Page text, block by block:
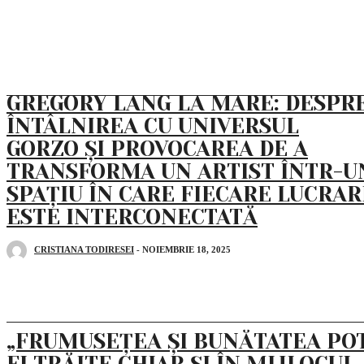
GREGORY LANG LA MARE:
ÎNTÂLNIREA CU UNIVERSUL
GORZO ȘI PROVOCAREA DE A
TRANSFORMA UN ARTIST ÎNTR-
SPAȚIU ÎN CARE FIECARE
ESTE INTERCONECTATĂ
CRISTIANA TODIRESEI - NOIEMBRIE 18, 2025
„FRUMUSEȚEA ȘI BUNĂTATEA